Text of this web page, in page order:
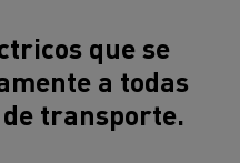
que se
a todas
transporte.